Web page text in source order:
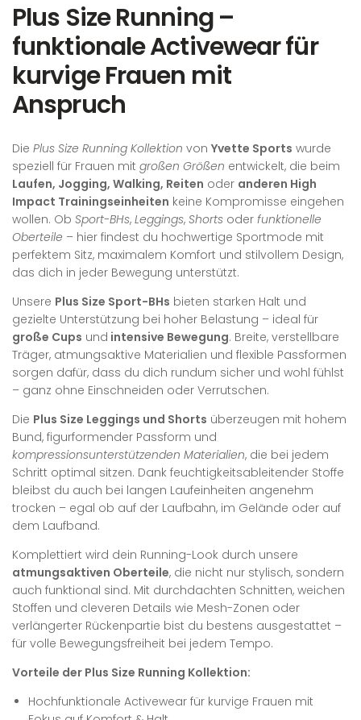
Plus Size Running –
funktionale Activewear für
kurvige Frauen mit
Anspruch
Die Plus Size Running Kollektion von Yvette Sports wurde
speziell für Frauen mit großen Größen entwickelt, die beim
Laufen, Jogging, Walking, Reiten oder anderen High
Impact Trainingseinheiten keine Kompromisse eingehen
wollen. Ob Sport-BHs, Leggings, Shorts oder funktionelle
Oberteile – hier findest du hochwertige Sportmode mit
perfektem Sitz, maximalem Komfort und stilvollem Design,
das dich in jeder Bewegung unterstützt.
Unsere Plus Size Sport-BHs bieten starken Halt und
gezielte Unterstützung bei hoher Belastung – ideal für
große Cups und intensive Bewegung. Breite, verstellbare
Träger, atmungsaktive Materialien und flexible Passformen
sorgen dafür, dass du dich rundum sicher und wohl fühlst
– ganz ohne Einschneiden oder Verrutschen.
Die Plus Size Leggings und Shorts überzeugen mit hohem
Bund, figurformender Passform und
kompressionsunterstützenden Materialien, die bei jedem
Schritt optimal sitzen. Dank feuchtigkeitsableitender Stoffe
bleibst du auch bei langen Laufeinheiten angenehm
trocken – egal ob auf der Laufbahn, im Gelände oder auf
dem Laufband.
Komplettiert wird dein Running-Look durch unsere
atmungsaktiven Oberteile, die nicht nur stylisch, sondern
auch funktional sind. Mit durchdachten Schnitten, weichen
Stoffen und cleveren Details wie Mesh-Zonen oder
verlängerter Rückenpartie bist du bestens ausgestattet –
für volle Bewegungsfreiheit bei jedem Tempo.
Vorteile der Plus Size Running Kollektion:
Hochfunktionale Activewear für kurvige Frauen mit